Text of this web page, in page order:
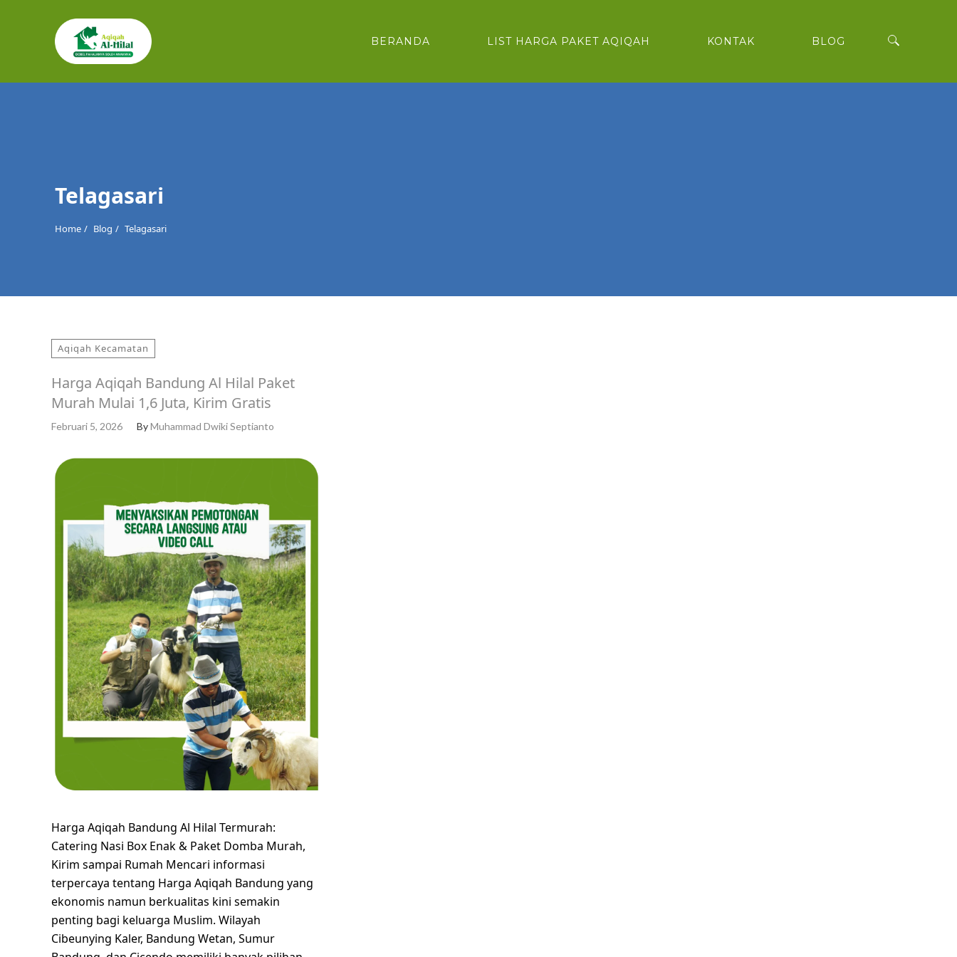
BERANDA LIST HARGA PAKET AQIQAH KONTAK BLOG
Cari
Telagasari
Home Blog Telagasari
Aqiqah Kecamatan
Harga Aqiqah Bandung Al Hilal Paket
Murah Mulai 1,6 Juta, Kirim Gratis
Februari 5, 2026 ByMuhammad Dwiki Septianto
Harga Aqiqah Bandung Al Hilal Termurah:
Catering Nasi Box Enak & Paket Domba Murah,
Kirim sampai Rumah Mencari informasi
terpercaya tentang Harga Aqiqah Bandung yang
ekonomis namun berkualitas kini semakin
penting bagi keluarga Muslim. Wilayah
Cibeunying Kaler, Bandung Wetan, Sumur